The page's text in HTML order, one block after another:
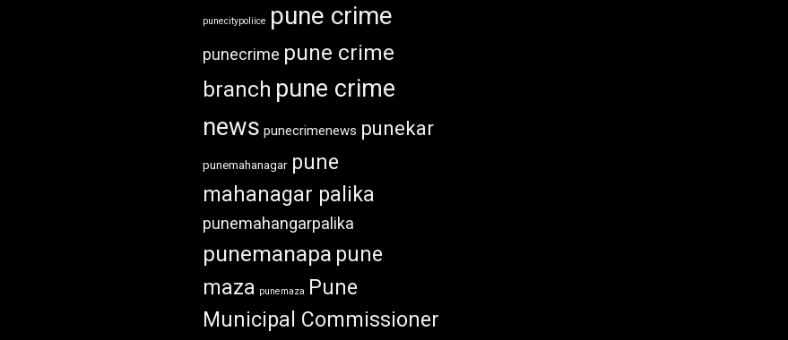
punecitypoliice pune crime
punecrime pune crime
branch pune crime
news punecrimenews punekar
punemahanagar pune
mahanagar palika
punemahangarpalika
punemanapa pune
maza punemaza
Pune
Municipal Commissioner